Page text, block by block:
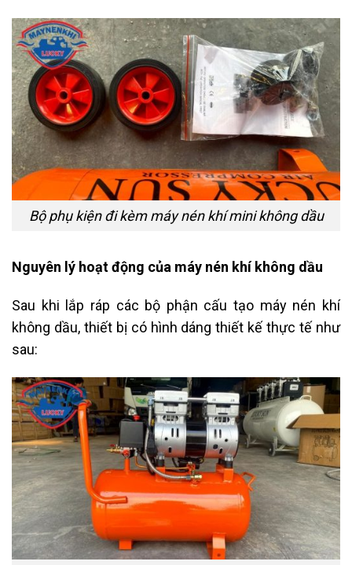
Bộ phụ kiện đi kèm máy nén khí mini không dầu
Nguyên lý hoạt động của máy nén khí không dầu
Sau khi lắp ráp các bộ phận cấu tạo máy nén khí
không dầu, thiết bị có hình dáng thiết kế thực tế như
sau: